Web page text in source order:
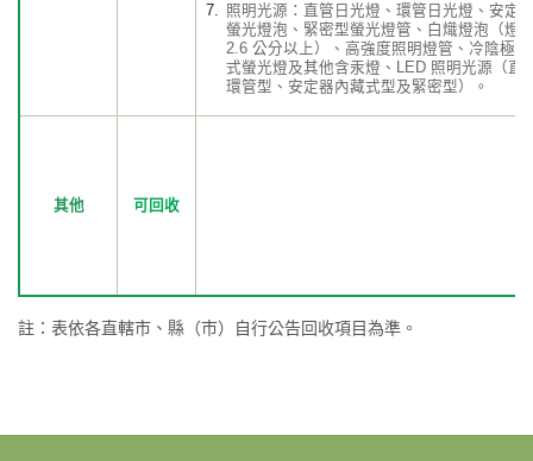
照明光源：直管日光燈、環管日光燈、安定
螢光燈泡、緊密型螢光燈管、白熾燈泡（燈
2.6 公分以上）、高強度照明燈管、冷陰極
式螢光燈及其他含汞燈、LED 照明光源（直
環管型、安定器內藏式型及緊密型）。
其他 可回收
註：表依各直轄市、縣（市）自行公告回收項目為準。